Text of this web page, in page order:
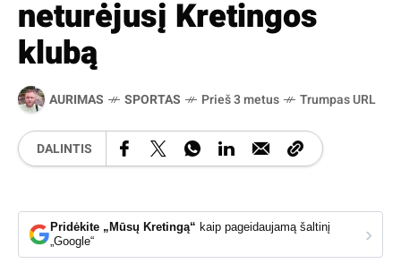
neturėjusį Kretingos
klubą
AURIMAS SPORTAS Prieš 3 metus Trumpas URL
DALINTIS
Pridėkite „Mūsų Kretingą“ kaip pageidaujamą šaltinį
„Google“
›